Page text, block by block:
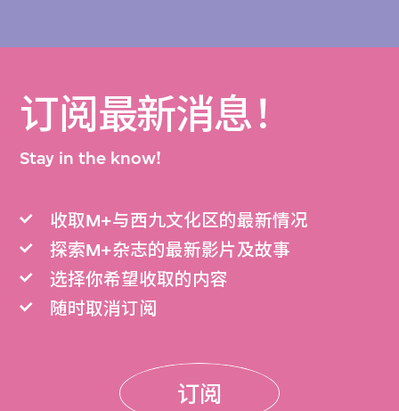
订阅最新消息！
Stay in the know!
收取M+与西九文化区的最新情况
探索M+杂志的最新影片及故事
选择你希望收取的内容
随时取消订阅
订阅